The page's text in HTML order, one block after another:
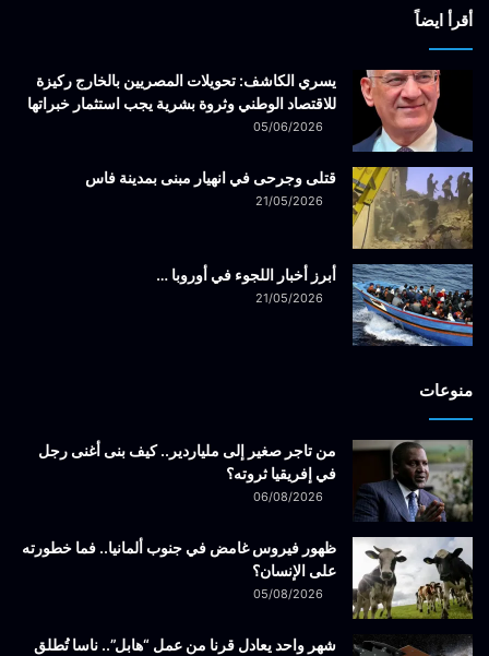
أقرأ ايضاً
يسري الكاشف: تحويلات المصريين بالخارج ركيزة
للاقتصاد الوطني وثروة بشرية يجب استثمار خبراتها
05/06/2026
قتلى وجرحى في انهيار مبنى بمدينة فاس
21/05/2026
أبرز أخبار اللجوء في أوروبا …
21/05/2026
منوعات
من تاجر صغير إلى ملياردير.. كيف بنى أغنى رجل
في إفريقيا ثروته؟
06/08/2026
ظهور فيروس غامض في جنوب ألمانيا.. فما خطورته
على الإنسان؟
05/08/2026
شهر واحد يعادل قرنا من عمل “هابل”.. ناسا تُطلق